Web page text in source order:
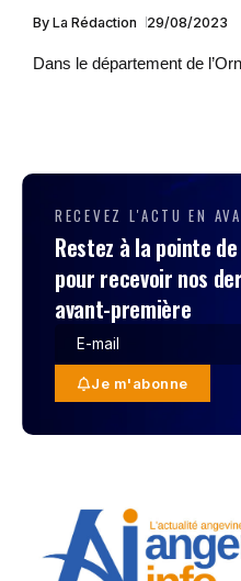
By La Rédaction 29/08/2023
Dans le département de
RECEVEZ L'ACTU EN
Restez à la pointe
pour recevoir nos
avant-première
Je m'abonne